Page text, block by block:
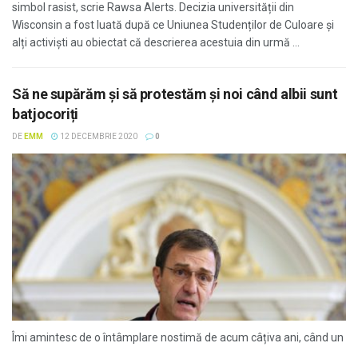
simbol rasist, scrie Rawsa Alerts. Decizia universității din
Wisconsin a fost luată după ce Uniunea Studenților de Culoare și
alți activiști au obiectat că descrierea acestuia din urmă ...
Să ne supărăm și să protestăm și noi când albii sunt
batjocoriți
DE EMM 12 DECEMBRIE 2020 0
Îmi amintesc de o întâmplare nostimă de acum câțiva ani, când un